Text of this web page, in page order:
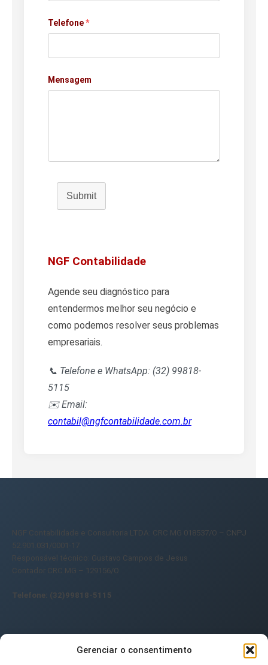
Gerenciar o consentimento
Telefone*
Mensagem
Submit
NGF Contabilidade
Agende seu diagnóstico para
entendermos melhor seu negócio e
como podemos resolver seus problemas
empresariais.
📞 Telefone e WhatsApp: (32) 99818-
5115
✉️ Email:
contabil@ngfcontabilidade.com.br
NGF Contabilidade e Consultoria LTDA: CRC MG 018537/O – CNPJ
52.901.031/0001-17
Responsável técnico: Gustavo Campos de Jesus
Contador CRC MG – 129156/O
Telefone: (32)99818-5115